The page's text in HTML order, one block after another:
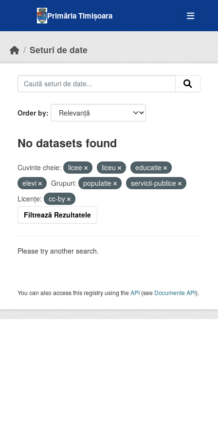
Primăria Timișoara
Seturi de date
Order by
No datasets found
Cuvinte cheie: licee liceu
educatie
elevi
Grupuri: populatie
servicii-publice
Licenţe:
cc-by
Filtrează Rezultatele
Please try another search.
You can also access this registry using theAPI (see Documente API).